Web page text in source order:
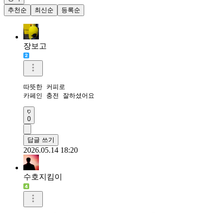
추천순
최신순 등록순
장보고
따뜻한 커피로
카페인 충전 잘하셨어요
0
답글 쓰기
2026.05.14 18:20
수호지킴이